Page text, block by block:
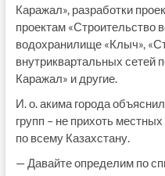
Каражал», разработки
проектам «Строительство
водохранилище «Клыч»,
внутриквартальных сетей
Каражал» и другие.
И. о. акима города
групп – не прихоть
по всему Казахстану.
— Давайте определим по